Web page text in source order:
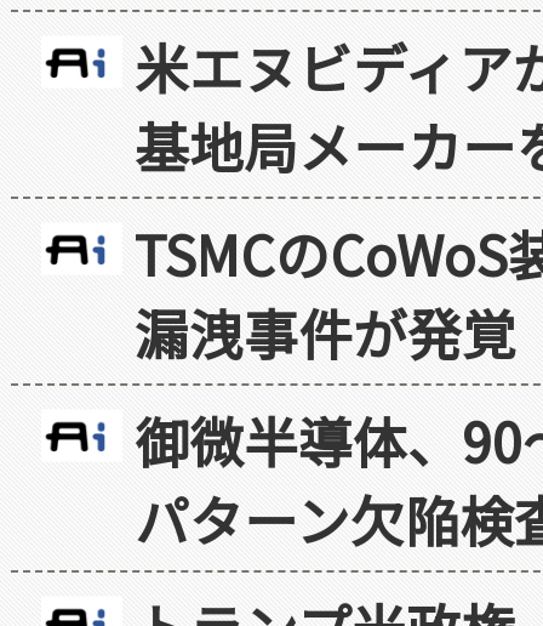
米エヌビディア
基地局メーカー
TSMCの
漏洩事件が発覚
御微半導体、
パターン欠陥検